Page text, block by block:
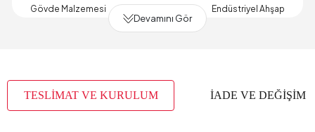
Gövde Malzemesi Endüstriyel Ahşap
Kulp Malzemesi
Kulp Rengi Bronz
Devamını Gör
TESLİMAT VE KURULUM İADE VE DEĞİŞİM